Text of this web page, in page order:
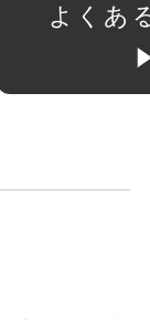
よくあ